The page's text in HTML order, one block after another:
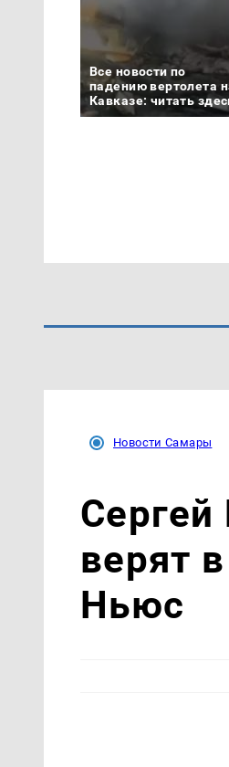
Все новости по
падению вертолета
Кавказе: читать
Новости Самары
верят
Ньюс